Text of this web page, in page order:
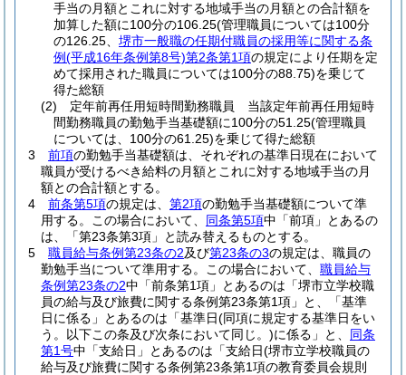
手当の月額とこれに対する地域手当の月額との合計額を
加算した額に100分の106.25(管理職員については100分
の126.25、 堺市一般職の任期付職員の採用等に関する条
例(平成16年条例第8号)第2条第1項の規定により任期を定
めて採用された職員については100分の88.75)を乗じて
得た総額
(2)
定年前再任用短時間勤務職員 当該定年前再任用短時
間勤務職員の勤勉手当基礎額に100分の51.25(管理職員
については、100分の61.25)を乗じて得た総額
3
前項の勤勉手当基礎額は、それぞれの基準日現在において
職員が受けるべき給料の月額とこれに対する地域手当の月
額との合計額とする。
4
前条第5項の規定は、 第2項の勤勉手当基礎額について準
用する。
この場合において、 同条第5項中「前項」とあるの
は、「第23条第3項」と読み替えるものとする。
5
職員給与条例第23条の2及び第23条の3の規定は、職員の
勤勉手当について準用する。
この場合において、 職員給与
条例第23条の2中「前条第1項」とあるのは「堺市立学校職
員の給与及び旅費に関する条例第23条第1項」と、「基準
日に係る」とあるのは「基準日(同項に規定する基準日をい
う。以下この条及び次条において同じ。)に係る」と、 同条
第1号中「支給日」とあるのは「支給日(堺市立学校職員の
給与及び旅費に関する条例第23条第1項の教育委員会規則